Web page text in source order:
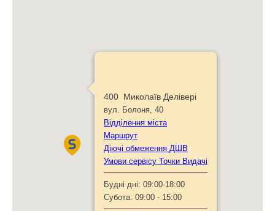
400 Миколаїв Делівері
вул. Болоня, 40
Відділення міста
Маршрут
Діючі обмеження ДШВ
Умови сервісу Точки Видачі
Будні дні: 09:00-18:00
Субота: 09:00 - 15:00